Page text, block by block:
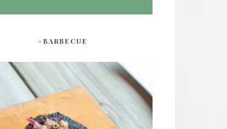
#BARBECUE